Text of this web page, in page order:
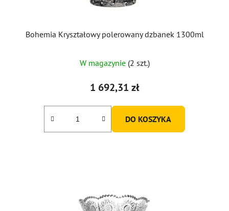
Bohemia Kryształowy polerowany dzbanek 1300ml
W magazynie (2 szt.)
1 692,31 zł
DO KOSZYKA